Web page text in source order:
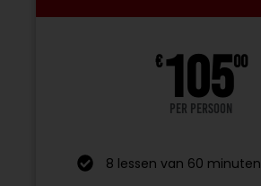
€10500
Per persoon
8 lessen van 60 minuten